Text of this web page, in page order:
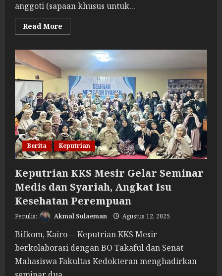
anggoti (sapaan khusus untuk...
Read More
more
Wadah
Silaturahmi
dan
Penguatan
Persaudaraan
Anggoti
Berita Keputrian
Keputrian KKS Mesir Gelar Seminar
Medis dan Syariah, Angkat Isu
Kesehatan Perempuan
Akmal Sulaeman Agustus 12, 2025
Bifkom, Kairo— Keputrian KKS Mesir
berkolaborasi dengan BO Takaful dan Senat
Mahasiswa Fakultas Kedokteran menghadirkan